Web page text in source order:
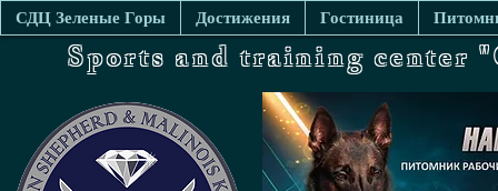
СДЦ Зеленые Горы Достижения Гостиница
Sports and training center